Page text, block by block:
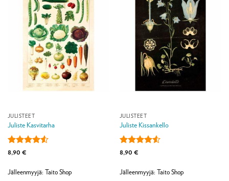
JULISTEET
Juliste Kasvitarha
Arvostelu
4.5
8,90 €
Jälleenmyyjä: Taito Shop
JULISTEET
Juliste Kissankello
Arvostelu
4.5
8,90 €
Jälleenmyyjä: Taito Shop